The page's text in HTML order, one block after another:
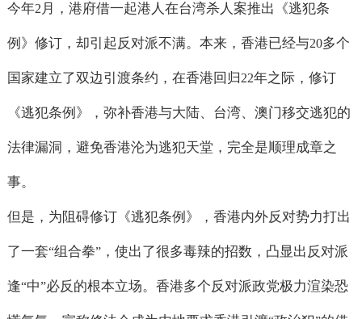
今年2月，港府借一起港人在台湾杀人案推出《逃犯条
例》修订，却引起反对派不满。本来，香港已经与20多个
国家建立了双边引渡条约，在香港回归22年之际，修订
《逃犯条例》，弥补香港与大陆、台湾、澳门移交逃犯的
法律漏洞，避免香港沦为逃犯天堂，完全是顺理成章之
事。
但是，为阻碍修订《逃犯条例》，香港内外反对势力打出
了一套“组合拳”，使出了很多毒辣的招数，凸显出反对派
逢“中”必反的根本立场。香港多个反对派政党极力渲染恐